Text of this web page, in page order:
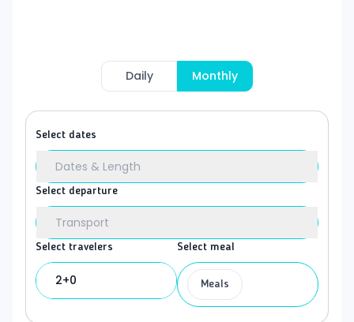
Daily Monthly
Select dates
Dates & Length
Select departure
Transport
Select travelers
2+0
Select meal
Meals